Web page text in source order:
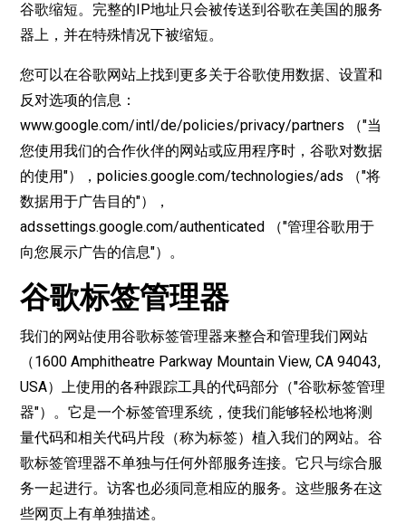
谷歌缩短。完整的IP地址只会被传送到谷歌在美国的服务
器上，并在特殊情况下被缩短。
您可以在谷歌网站上找到更多关于谷歌使用数据、设置和
反对选项的信息：
www.google.com/intl/de/policies/privacy/partners （"当
您使用我们的合作伙伴的网站或应用程序时，谷歌对数据
的使用"），policies.google.com/technologies/ads （"将
数据用于广告目的"），
adssettings.google.com/authenticated
（"管理谷歌用于
向您展示广告的信息"）。
谷歌标签管理器
我们的网站使用谷歌标签管理器来整合和管理我们网站
（1600 Amphitheatre Parkway Mountain View, CA 94043,
USA）上使用的各种跟踪工具的代码部分（"谷歌标签管理
器"）。它是一个标签管理系统，使我们能够轻松地将测
量代码和相关代码片段（称为标签）植入我们的网站。谷
歌标签管理器不单独与任何外部服务连接。它只与综合服
务一起进行。访客也必须同意相应的服务。这些服务在这
些网页上有单独描述。